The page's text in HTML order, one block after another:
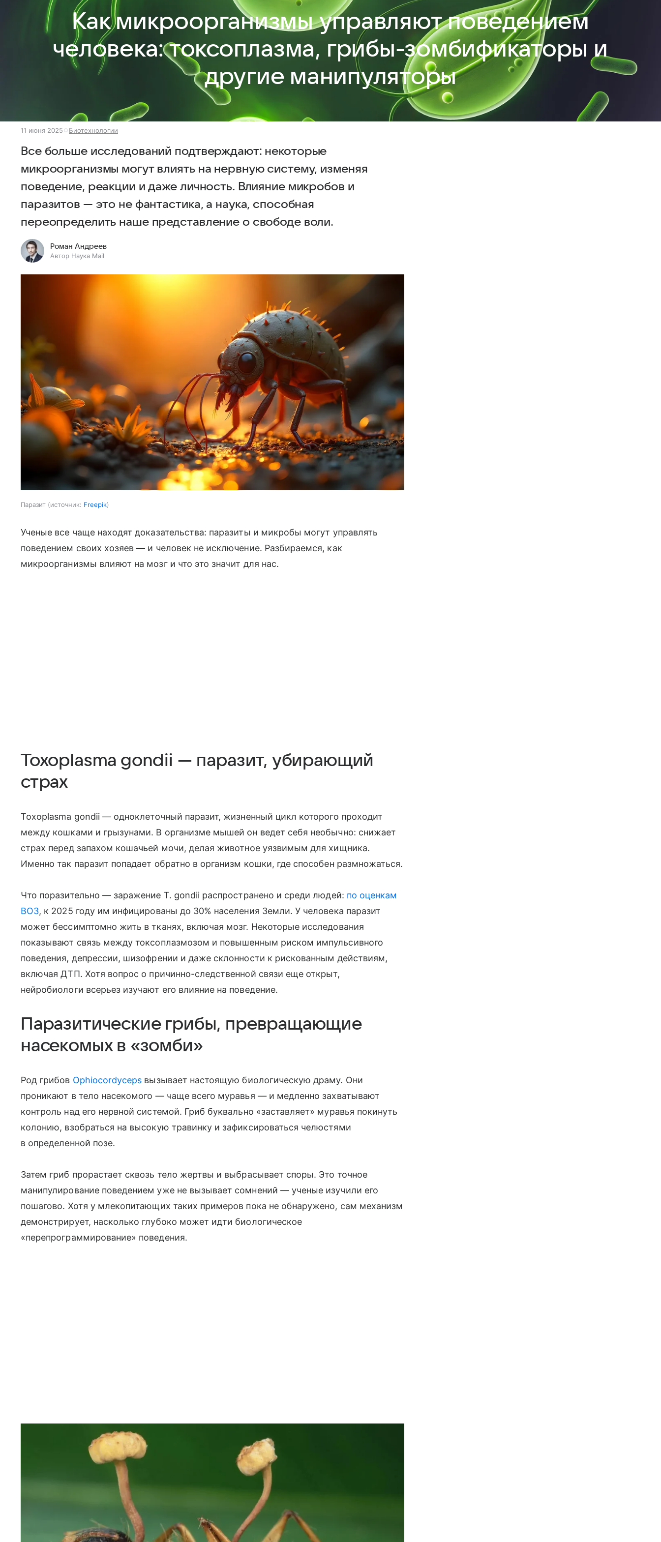
Как микроорганизмы управляют поведением
человека: токсоплазма, грибы-зомбификаторы и
другие манипуляторы
11 июня 2025 Биотехнологии
Все больше исследований подтверждают: некоторые
микроорганизмы могут влиять на нервную систему, изменяя
поведение, реакции и даже личность. Влияние микробов и
паразитов — это не фантастика, а наука, способная
переопределить наше представление о свободе воли.
Роман Андреев
Автор Наука Mail
Паразит источник: Freepik
Ученые все чаще находят доказательства: паразиты и микробы могут управлять
поведением своих хозяев — и человек не исключение. Разбираемся, как
микроорганизмы влияют на мозг и что это значит для нас.
Toxoplasma gondii — паразит, убирающий
страх
Toxoplasma gondii — одноклеточный паразит, жизненный цикл которого проходит
между кошками и грызунами. В организме мышей он ведет себя необычно: снижает
страх перед запахом кошачьей мочи, делая животное уязвимым для хищника.
Именно так паразит попадает обратно в организм кошки, где способен размножаться.
Что поразительно — заражение T. gondii распространено и среди людей: по оценкам
ВОЗ, к 2025 году им инфицированы до 30% населения Земли. У человека паразит
может бессимптомно жить в тканях, включая мозг. Некоторые исследования
показывают связь между токсоплазмозом и повышенным риском импульсивного
поведения, депрессии, шизофрении и даже склонности к рискованным действиям,
включая ДТП. Хотя вопрос о причинно-следственной связи еще открыт,
нейробиологи всерьез изучают его влияние на поведение.
Паразитические грибы, превращающие
насекомых в «зомби»
Род грибов Ophiocordyceps вызывает настоящую биологическую драму. Они
проникают в тело насекомого — чаще всего муравья — и медленно захватывают
контроль над его нервной системой. Гриб буквально «заставляет» муравья покинуть
колонию, взобраться на высокую травинку и зафиксироваться челюстями
в определенной позе.
Затем гриб прорастает сквозь тело жертвы и выбрасывает споры. Это точное
манипулирование поведением уже не вызывает сомнений — ученые изучили его
пошагово. Хотя у млекопитающих таких примеров пока не обнаружено, сам механизм
демонстрирует, насколько глубоко может идти биологическое
«перепрограммирование» поведения.